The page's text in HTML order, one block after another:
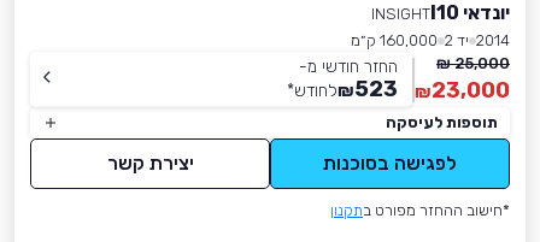
יונדאי I10
INSIGHT
2014 יד 2
160,000 ק״מ
25,000 ₪
23,000
₪
החזר חודשי מ-
523
₪לחודש*
תוספות לעיסקה
לפגישה בסוכנות יצירת קשר
*חישוב ההחזר מפורט בתקנון